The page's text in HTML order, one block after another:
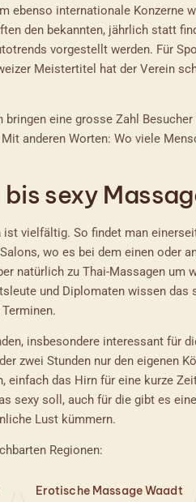
ebenso internationale Konzerne
den bekannten, jährlich statt
vorgestellt werden. Für
Meistertitel hat der Verein
eine grosse Zahl
anderen Worten: Wo viele
sexy
vielfältig. So findet man
wo es bei dem einen oder
natürlich zu Thai-Massagen um
und Diplomaten wissen das
insbesondere interessant für
zwei Stunden nur den eigenen
einfach das Hirn für eine kurze
sexy soll, auch für die gibt es
Lust kümmern.
Regionen:
Erotische Massage Waadt